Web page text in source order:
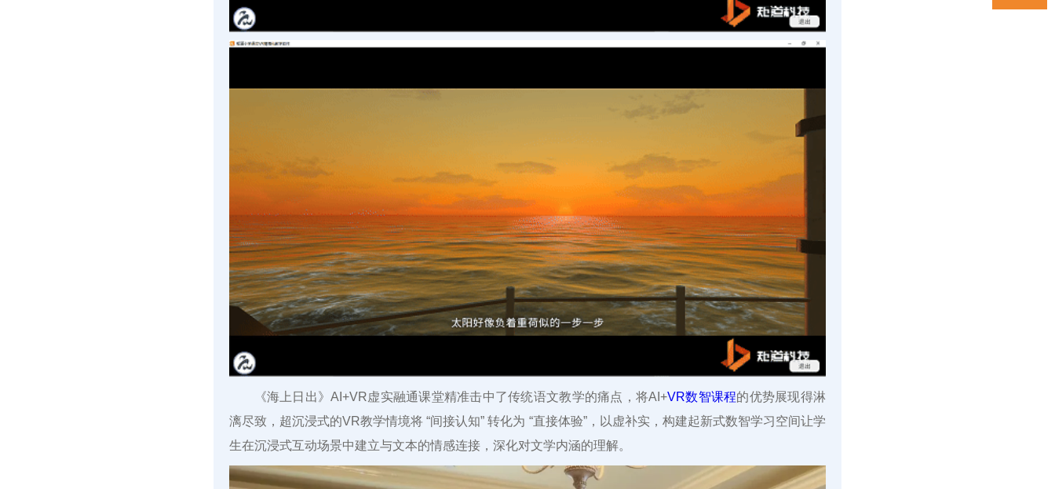
《海上日出》AI+VR虚实融通课堂精准击中了传统语文教学的痛点，将AI+VR数智课程的优势展现得淋
漓尽致，超沉浸式的VR教学情境将 “间接认知” 转化为 “直接体验”，以虚补实，构建起新式数智学习空间让学
生在沉浸式互动场景中建立与文本的情感连接，深化对文学内涵的理解。